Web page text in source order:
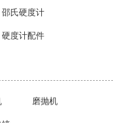
邵氏硬度计
硬度计配件
磨抛机